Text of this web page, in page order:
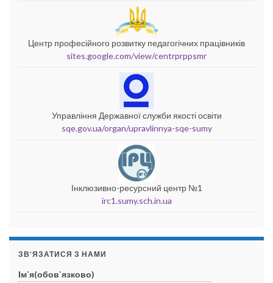
Центр професійного розвитку педагогічних працівників
sites.google.com/view/centrprppsmr
Управління Державної служби якості освіти
sqe.gov.ua/organ/upravlinnya-sqe-sumy
Інклюзивно-ресурсний центр №1
irc1.sumy.sch.in.ua
ЗВ’ЯЗАТИСЯ З НАМИ
Ім`я(обов`язково)